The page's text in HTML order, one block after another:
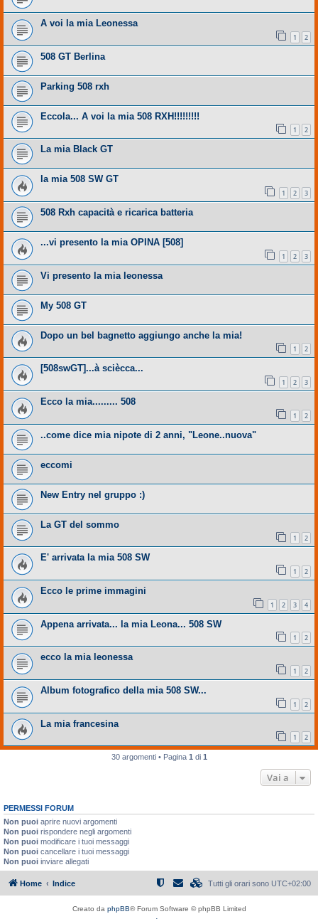
A voi la mia Leonessa
1 2
508 GT Berlina
Parking 508 rxh
Eccola... A voi la mia 508 RXH!!!!!!!!!
1 2
La mia Black GT
la mia 508 SW GT
1 2 3
508 Rxh capacità e ricarica batteria
...vi presento la mia OPINA [508]
1 2 3
Vi presento la mia leonessa
My 508 GT
Dopo un bel bagnetto aggiungo anche la mia!
1 2
[508swGT]...à sciècca...
1 2 3
Ecco la mia......... 508
1 2
..come dice mia nipote di 2 anni, "Leone..nuova"
eccomi
New Entry nel gruppo :)
La GT del sommo
1 2
E' arrivata la mia 508 SW
1 2
Ecco le prime immagini
1 2 3 4
Appena arrivata... la mia Leona... 508 SW
1 2
ecco la mia leonessa
1 2
Album fotografico della mia 508 SW...
1 2
La mia francesina
1 2
30 argomenti • Pagina 1 di 1
Vai a
PERMESSI FORUM
Non puoi aprire nuovi argomenti
Non puoi rispondere negli argomenti
Non puoi modificare i tuoi messaggi
Non puoi cancellare i tuoi messaggi
Non puoi inviare allegati
Home Indice Tutti gli orari sono UTC+02:00
Creato da phpBB® Forum Software © phpBB Limited